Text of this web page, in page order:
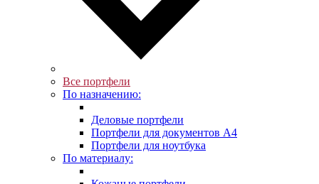
Все портфели
По назначению:
Деловые портфели
Портфели для документов A4
Портфели для ноутбука
По материалу: